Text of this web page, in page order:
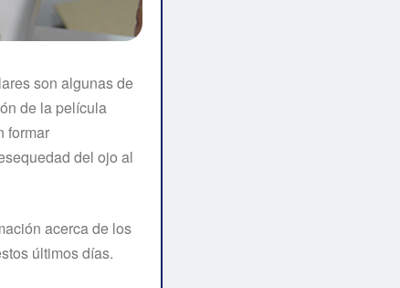
son algunas de
de la película
formar
del ojo al
acerca de los
últimos días.